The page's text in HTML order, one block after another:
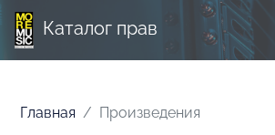
Каталог прав
Главная Произведения